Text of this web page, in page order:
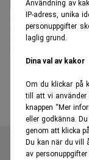
Användning av
IP-adress, unika
personuppgifter
laglig grund.
Dina val av kakor
Om du klickar på
till att vi använder
knappen “Mer
eller godkänna.
genom att klicka
Du kan när du vill
av
Drönaren
lekplatsen
framtiden